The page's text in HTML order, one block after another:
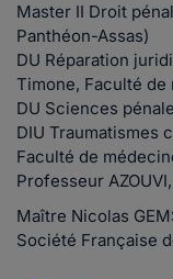
Master II Droit
Panthéon-Assas)
DU Réparation
Timone, Faculté
DU Sciences
DIU Traumatismes
Faculté de
Professeur
Maître Nicolas
Société Française